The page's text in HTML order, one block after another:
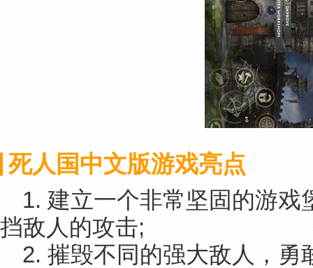
死人国中文版游戏亮点
1. 建立一个非常坚固的游戏
挡敌人的攻击;
2. 摧毁不同的强大敌人，勇